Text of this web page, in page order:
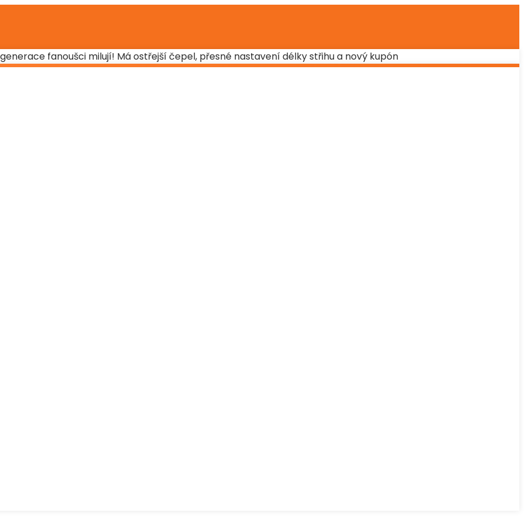
fanoušci milují! Má ostřejší čepel, přesné nastavení délky střihu a nový kupón